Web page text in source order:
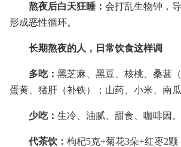
熬夜后白天狂睡： 会打乱生物钟，
形成恶性循环。
长期熬夜的人，日常饮食这样调
多吃： 黑芝麻、黑豆、核桃、桑葚
蛋黄、猪肝（补铁）；山药、小米、南瓜
少吃： 生冷、油腻、甜食、咖啡因。
代茶饮： 枸杞5克+菊花3朵+红枣2